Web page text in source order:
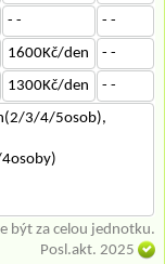
- -
- -
1600Kč/den
- -
1300Kč/den
- -
3/4/5osob),
být za celou jednotku.
Posl.akt. 2025